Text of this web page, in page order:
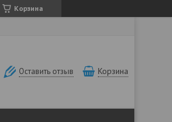
Корзина
Оставить отзыв Корзина